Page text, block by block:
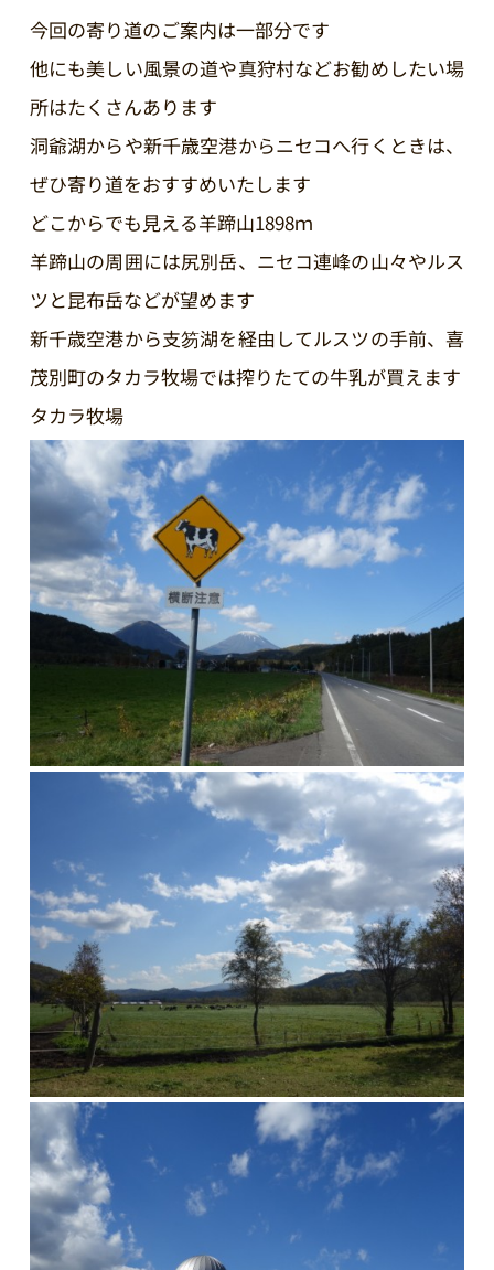
今回の寄り道のご案内は一部分です
他にも美しい風景の道や真狩村などお勧めしたい場
所はたくさんあります
洞爺湖からや新千歳空港からニセコへ行くときは、
ぜひ寄り道をおすすめいたします
どこからでも見える羊蹄山1898ｍ
羊蹄山の周囲には尻別岳、ニセコ連峰の山々やルス
ツと昆布岳などが望めます
新千歳空港から支笏湖を経由してルスツの手前、喜
茂別町のタカラ牧場では搾りたての牛乳が買えます
タカラ牧場